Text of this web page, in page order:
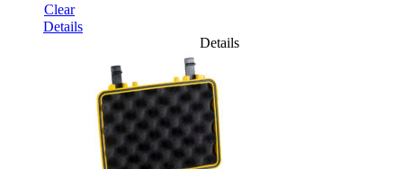
Clear
Details
Details